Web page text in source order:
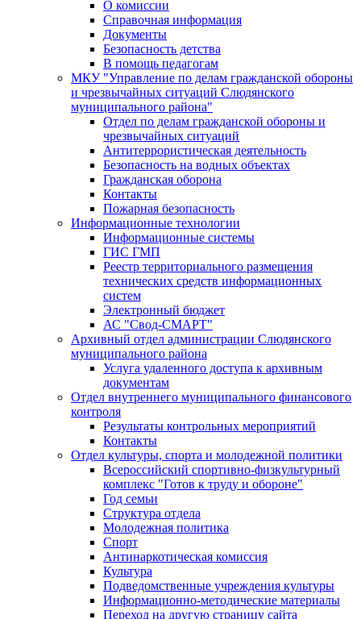
О комиссии
Справочная информация
Документы
Безопасность детства
В помощь педагогам
МКУ "Управление по делам гражданской обороны
и чрезвычайных ситуаций Слюдянского
муниципального района"
Отдел по делам гражданской обороны и
чрезвычайных ситуаций
Антитеррористическая деятельность
Безопасность на водных объектах
Гражданская оборона
Контакты
Пожарная безопасность
Информационные технологии
Информационные системы
ГИС ГМП
Реестр территориального размещения
технических средств информационных
систем
Электронный бюджет
АС "Свод-СМАРТ"
Архивный отдел администрации Слюдянского
муниципального района
Услуга удаленного доступа к архивным
документам
Отдел внутреннего муниципального финансового
контроля
Результаты контрольных мероприятий
Контакты
Отдел культуры, спорта и молодежной политики
Всероссийский спортивно-физкультурный
комплекс "Готов к труду и обороне"
Год семьи
Структура отдела
Молодежная политика
Спорт
Антинаркотическая комиссия
Культура
Подведомственные учреждения культуры
Информационно-методические материалы
Переход на другую страницу сайта